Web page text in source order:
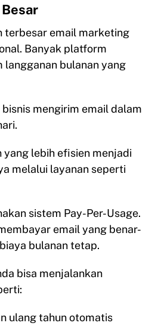
terbesar email marketing
Banyak platform
langganan bulanan yang
mengirim email dalam
yang lebih efisien menjadi
melalui layanan seperti
sistem Pay-Per-Usage.
email yang benar-
bulanan tetap.
bisa menjalankan
ulang tahun otomatis